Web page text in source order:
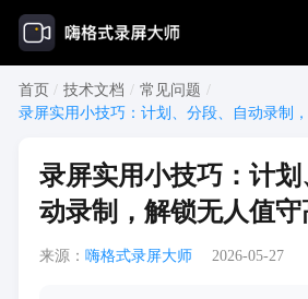
首页 / 技术文档 / 常见问题 /
录屏实用小技巧：计划、分段、自动录制
录屏实用小技巧：计划
动录制，解锁无人值
来源： 嗨格式录屏大师 2026-05-27